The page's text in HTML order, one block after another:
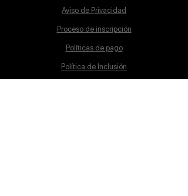
Aviso de Privacidad
Proceso de inscripción
Políticas de pago
Política de Inclusión